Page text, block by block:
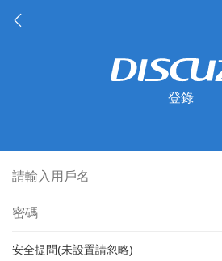
登錄
安全提問(未設置請忽略)